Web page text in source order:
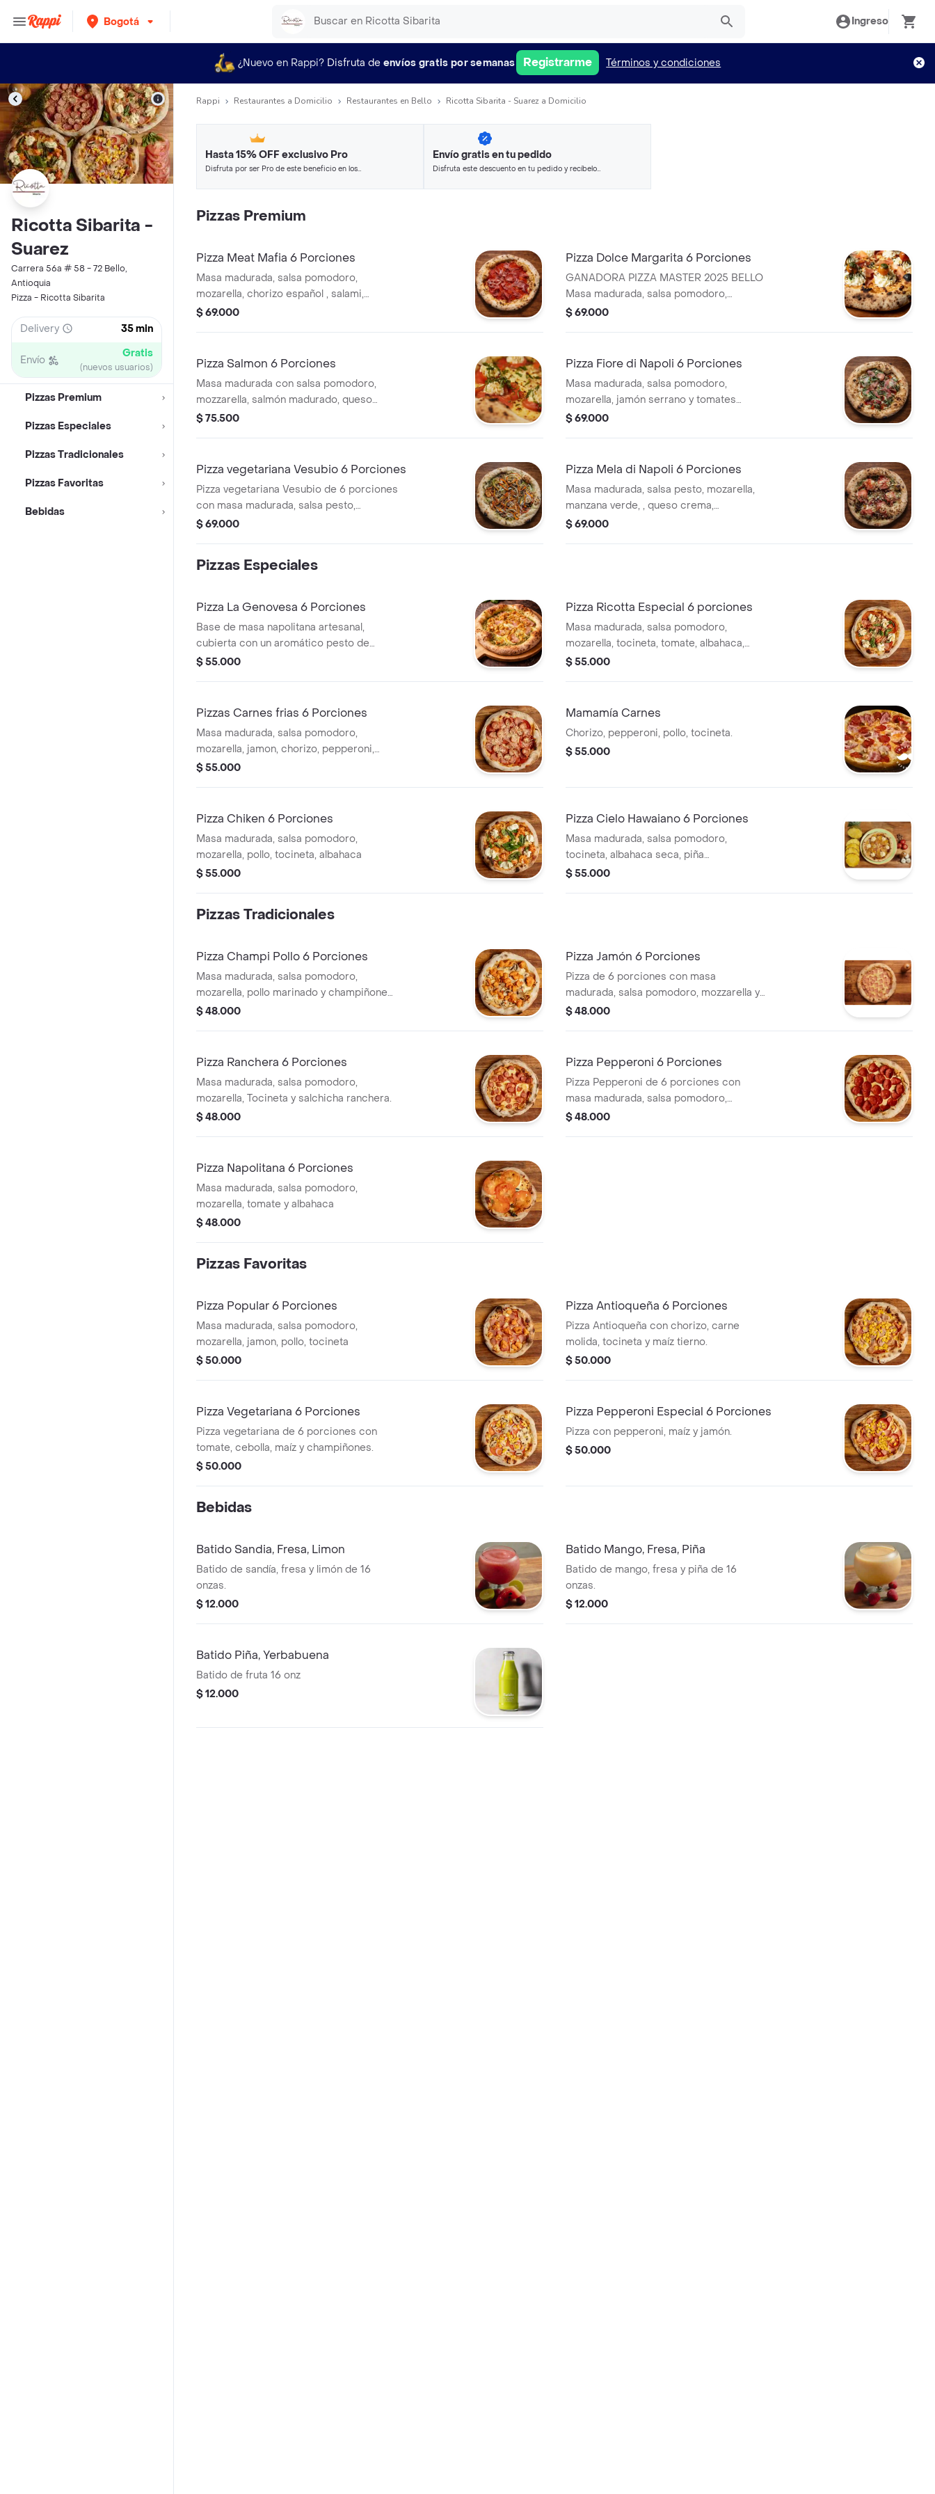
Bogotá Ingreso
¿Nuevo en Rappi? Disfruta de envíos gratis por semanas Registrarme Términos y condiciones
Ricotta Sibarita -
Suarez
Carrera 56a # 58 - 72 Bello,
Antioquia
Pizza - Ricotta Sibarita
Delivery 35 min
Envío Gratis
(nuevos usuarios)
Pizzas Premium
Pizzas Especiales
Pizzas Tradicionales
Pizzas Favoritas
Bebidas
Rappi Restaurantes a Domicilio Restaurantes en Bello Ricotta Sibarita - Suarez a Domicilio
Hasta 15% OFF exclusivo Pro
Disfruta por ser Pro de este beneficio en los
Envío gratis en tu pedido
Disfruta este descuento en tu pedido y recíbelo
Pizzas Premium
Pizza Meat Mafia 6 Porciones
Masa madurada, salsa pomodoro,
mozarella, chorizo español , salami,
pepperoni y jamón serrano juntos,
$ 69.000
Pizza Dolce Margarita 6 Porciones
GANADORA PIZZA MASTER 2025 BELLO
Masa madurada, salsa pomodoro,
mozarella, jamón serrano y tomates
$ 69.000
Pizza Salmon 6 Porciones
Masa madurada con salsa pomodoro,
mozzarella, salmón madurado, queso
crema, albahaca fresca y reducción de
$ 75.500
Pizza Fiore di Napoli 6 Porciones
Masa madurada, salsa pomodoro,
mozarella, jamón serrano y tomates
cherry caramelizada y albahaca fresca.
$ 69.000
Pizza vegetariana Vesubio 6 Porciones
Pizza vegetariana Vesubio de 6 porciones
con masa madurada, salsa pesto,
mozzarella y variedad de vegetales como
$ 69.000
Pizza Mela di Napoli 6 Porciones
Masa madurada, salsa pesto, mozarella,
manzana verde, , queso crema,
almendras, jamon serrano.
$ 69.000
Pizzas Especiales
Pizza La Genovesa 6 Porciones
Base de masa napolitana artesanal,
cubierta con un aromático pesto de
albahaca fresca, acompañado de pollo
$ 55.000
Pizza Ricotta Especial 6 porciones
Masa madurada, salsa pomodoro,
mozarella, tocineta, tomate, albahaca,
parmesano y queso crema
$ 55.000
Pizzas Carnes frias 6 Porciones
Masa madurada, salsa pomodoro,
mozarella, jamon, chorizo, pepperoni,
parmesano
$ 55.000
Mamamía Carnes
Chorizo, pepperoni, pollo, tocineta.
$ 55.000
Pizza Chiken 6 Porciones
Masa madurada, salsa pomodoro,
mozarella, pollo, tocineta, albahaca
$ 55.000
Pizza Cielo Hawaiano 6 Porciones
Masa madurada, salsa pomodoro,
tocineta, albahaca seca, piña
caramelizada, queso crema
$ 55.000
Pizzas Tradicionales
Pizza Champi Pollo 6 Porciones
Masa madurada, salsa pomodoro,
mozarella, pollo marinado y champiñones
frescos
$ 48.000
Pizza Jamón 6 Porciones
Pizza de 6 porciones con masa
madurada, salsa pomodoro, mozzarella y
jamón.
$ 48.000
Pizza Ranchera 6 Porciones
Masa madurada, salsa pomodoro,
mozarella, Tocineta y salchicha ranchera.
$ 48.000
Pizza Pepperoni 6 Porciones
Pizza Pepperoni de 6 porciones con
masa madurada, salsa pomodoro,
mozzarella y pepperoni.
$ 48.000
Pizza Napolitana 6 Porciones
Masa madurada, salsa pomodoro,
mozarella, tomate y albahaca
$ 48.000
Pizzas Favoritas
Pizza Popular 6 Porciones
Masa madurada, salsa pomodoro,
mozarella, jamon, pollo, tocineta
$ 50.000
Pizza Antioqueña 6 Porciones
Pizza Antioqueña con chorizo, carne
molida, tocineta y maíz tierno.
$ 50.000
Pizza Vegetariana 6 Porciones
Pizza vegetariana de 6 porciones con
tomate, cebolla, maíz y champiñones.
$ 50.000
Pizza Pepperoni Especial 6 Porciones
Pizza con pepperoni, maíz y jamón.
$ 50.000
Bebidas
Batido Sandia, Fresa, Limon
Batido de sandía, fresa y limón de 16
onzas.
$ 12.000
Batido Mango, Fresa, Piña
Batido de mango, fresa y piña de 16
onzas.
$ 12.000
Batido Piña, Yerbabuena
Batido de fruta 16 onz
$ 12.000